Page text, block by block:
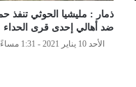
ذمار : مليشيا الحوثي تنفذ
ضد أهالي إحدى قرى الحداء
الأحد 10 يناير 2021 - 1:31 مساءً